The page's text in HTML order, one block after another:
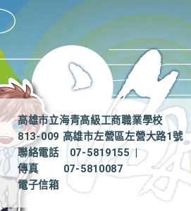
高雄市立海青高級工商職業學校
813-009 高雄市左營區左營大路1號
聯絡電話
07-5819155
|
傳真
07-5810087
電子信箱